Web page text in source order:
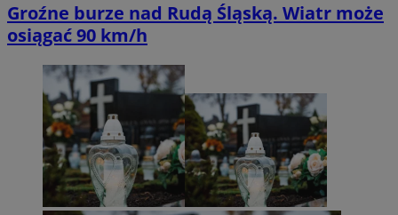
Groźne burze nad Rudą Śląską. Wiatr może
osiągać 90 km/h